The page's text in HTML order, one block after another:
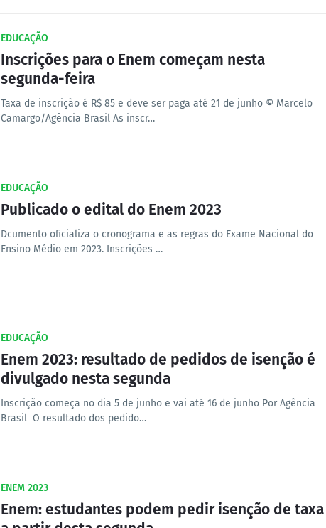
EDUCAÇÃO
Inscrições para o Enem começam nesta
segunda-feira
Taxa de inscrição é R$ 85 e deve ser paga até 21 de junho © Marcelo
Camargo/Agência Brasil As inscr…
EDUCAÇÃO
Publicado o edital do Enem 2023
Dcumento oficializa o cronograma e as regras do Exame Nacional do
Ensino Médio em 2023. Inscrições …
EDUCAÇÃO
Enem 2023: resultado de pedidos de isenção é
divulgado nesta segunda
Inscrição começa no dia 5 de junho e vai até 16 de junho Por Agência
Brasil O resultado dos pedido…
ENEM 2023
Enem: estudantes podem pedir isenção de taxa